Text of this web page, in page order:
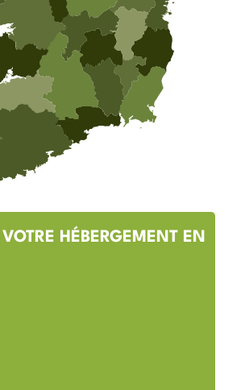
HÉBERGEMENT EN